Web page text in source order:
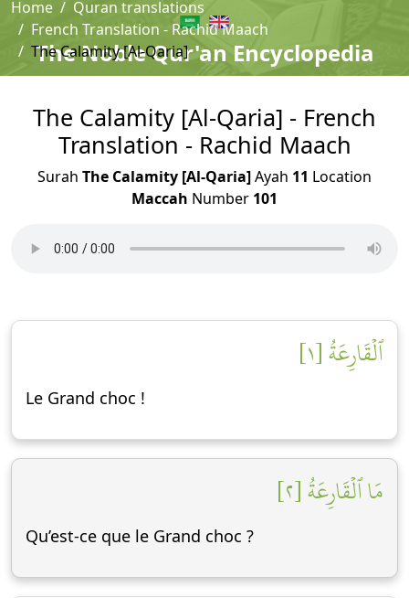
The Noble Qur'an Encyclopedia
Home
Quran translations
French Translation - Rachid Maach
The Calamity [Al-Qaria]
The Calamity [Al-Qaria] - French
Translation - Rachid Maach
Surah The Calamity [Al-Qaria]Ayah 11 Location
Maccah Number 101
ٱلۡقَارِعَةُ [١]
Le Grand choc !
مَا ٱلۡقَارِعَةُ [٢]
Qu’est-ce que le Grand choc ?